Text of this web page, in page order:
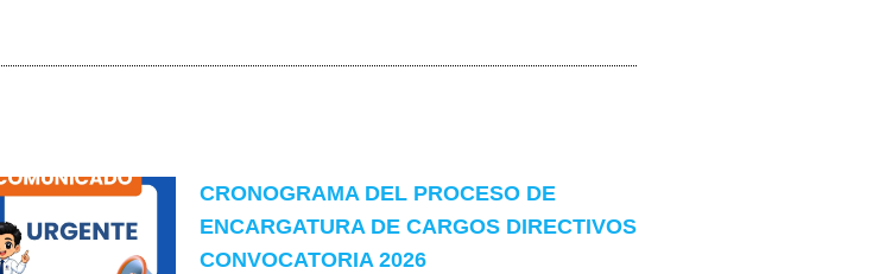
CRONOGRAMA DEL PROCESO DE
ENCARGATURA DE CARGOS DIRECTIVOS
CONVOCATORIA 2026